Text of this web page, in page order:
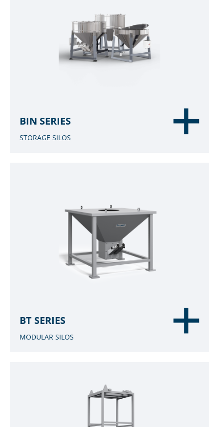
BIN SERIES
STORAGE SILOS
BT SERIES
MODULAR SILOS